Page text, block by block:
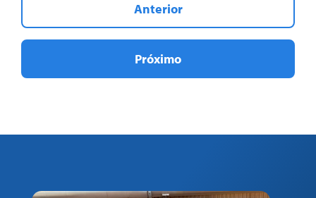
Anterior
Próximo